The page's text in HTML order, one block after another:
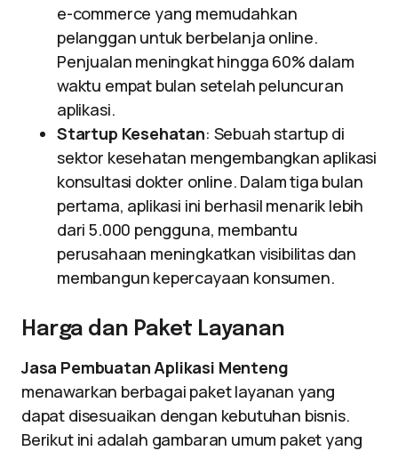
e-commerce yang memudahkan
pelanggan untuk berbelanja online.
Penjualan meningkat hingga 60% dalam
waktu empat bulan setelah peluncuran
aplikasi.
Startup Kesehatan: Sebuah startup di
sektor kesehatan mengembangkan aplikasi
konsultasi dokter online. Dalam tiga bulan
pertama, aplikasi ini berhasil menarik lebih
dari 5.000 pengguna, membantu
perusahaan meningkatkan visibilitas dan
membangun kepercayaan konsumen.
Harga dan Paket Layanan
Jasa Pembuatan Aplikasi Menteng
menawarkan berbagai paket layanan yang
dapat disesuaikan dengan kebutuhan bisnis.
Berikut ini adalah gambaran umum paket yang